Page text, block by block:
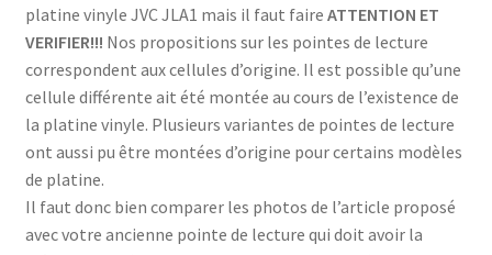
platine vinyle JVC JLA1 mais il faut faire ATTENTION ET
VERIFIER!!! Nos propositions sur les pointes de lecture
correspondent aux cellules d’origine. Il est possible qu’une
cellule différente ait été montée au cours de l’existence de
la platine vinyle. Plusieurs variantes de pointes de lecture
ont aussi pu être montées d’origine pour certains modèles
de platine.
Il faut donc bien comparer les photos de l’article proposé
avec votre ancienne pointe de lecture qui doit avoir la